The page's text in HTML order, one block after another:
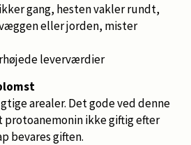
gang, hesten vakler rundt,
eller jorden, mister
leverværdier
arealer. Det gode ved denne
ikke giftig efter
bevares giften.